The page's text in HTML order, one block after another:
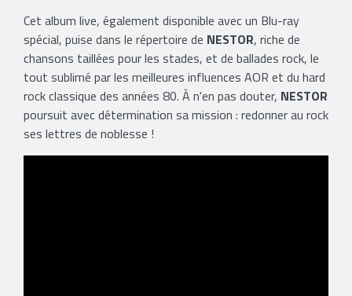
Cet album live, également disponible avec un Blu-ray
spécial, puise dans le répertoire de NESTOR, riche de
chansons taillées pour les stades, et de ballades rock, le
tout sublimé par les meilleures influences AOR et du hard
rock classique des années 80. À n'en pas douter, NESTOR
poursuit avec détermination sa mission : redonner au rock
ses lettres de noblesse !